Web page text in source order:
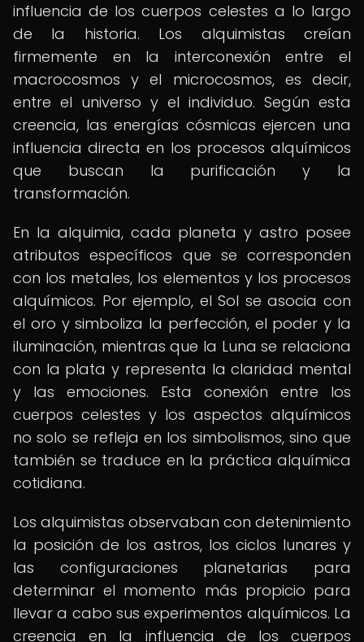
influencia de los cuerpos celestes a lo largo
de la historia. Los alquimistas creían
firmemente en la interconexión entre el
macrocosmos y el microcosmos, es decir,
entre el universo y el individuo. Según esta
creencia, las energías cósmicas ejercen una
influencia directa en los procesos alquímicos
que buscan la purificación y la
transformación.
En la alquimia, cada planeta y astro posee
atributos específicos que se corresponden
con los metales, los elementos y los procesos
alquímicos. Por ejemplo, el Sol se asocia con
el oro y simboliza la perfección, el poder y la
iluminación, mientras que la Luna se relaciona
con la plata y representa la claridad mental
y las emociones. Esta conexión entre los
cuerpos celestes y los aspectos alquímicos
no solo se refleja en los simbolismos, sino que
también se traduce en la práctica alquímica
cotidiana.
Los alquimistas observaban con detenimiento
la posición de los astros, los ciclos lunares y
las configuraciones planetarias para
determinar el momento más propicio para
llevar a cabo sus experimentos alquímicos. La
creencia en la influencia de los cuerpos